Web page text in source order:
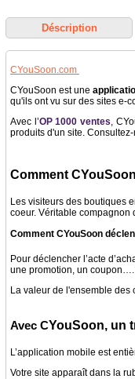
Déscription
CYouSoon.com
CYouSoon est une
qu'ils ont vu sur des sites e-
Avec l’OP 1000 ventes,
produits d'un site.
Comment
Les visiteurs des boutiques
coeur. Véritable compagnon
Pour déclencher l’acte
une promotion, un
La valeur de l'ensemble
Avec CYouSoon, un
L’application mobile est
Votre site apparaît dans la